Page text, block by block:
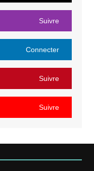
Suivre
Connecter
Suivre
Suivre